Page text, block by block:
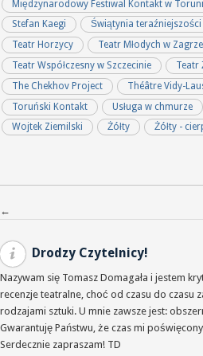
Międzynarodowy Festiwal Kontakt w
Stefan Kaegi
Świątynia
Teatr Horzycy
Teatr Młodych w
Teatr Współczesny w Szczecinie
Teatr
The Chekhov Project
Théâtre Vidy-
Toruński Kontakt
Usługa w chmurze
Wojtek Ziemilski
Żółty Żółty -
Nawigacja po wpisach
←
Drodzy Czytelnicy!
Nazywam się Tomasz Domagała i jestem
recenzje teatralne, choć od czasu do czasu
rodzajami sztuki. U mnie zawsze jest:
Gwarantuję Państwu, że czas mi
Serdecznie zapraszam! TD